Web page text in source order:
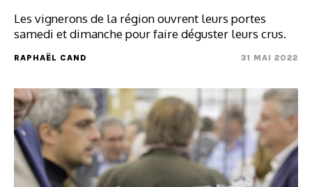
Les vignerons de la région ouvrent leurs portes
samedi et dimanche pour faire déguster leurs crus.
RAPHAËL CAND 31 MAI 2022